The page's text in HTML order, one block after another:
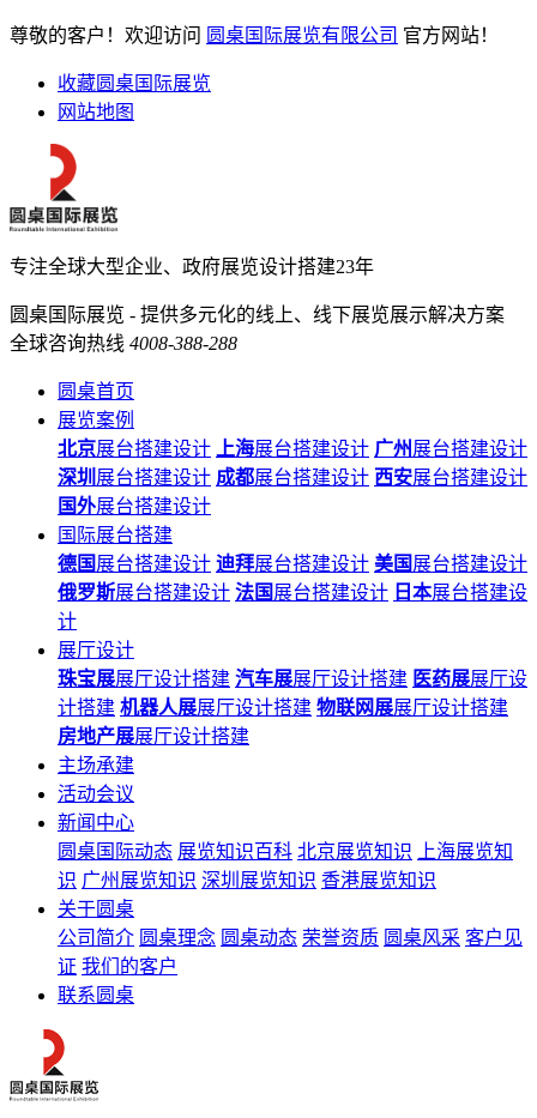
尊敬的客户！欢迎访问 圆桌国际展览有限公司 官方网站！
收藏圆桌国际展览
网站地图
专注全球大型企业、政府展览设计搭建23年
圆桌国际展览 - 提供多元化的线上、线下展览展示解决方案
全球咨询热线 4008-388-288
圆桌首页
展览案例
北京展台搭建设计 上海展台搭建设计 广州展台搭建设计
深圳 展台搭建设计 成都展台搭建设计 西安展台搭建设计
国外展台搭建设计
国际展台搭建
德国 展台搭建设计 迪拜展台搭建设计 美国 展台搭建设计
俄罗斯展台搭建设计 法国 展台搭建设计 日本展台搭建设
计
展厅设计
珠宝展展厅设计搭建 汽车展展厅设计搭建 医药展展厅设
计搭建 机器人展展厅设计搭建 物联网展展厅设计搭建
房地产展展厅设计搭建
主场承建
活动会议
新闻中心
圆桌国际动态 展览知识百科 北京展览知识
上海展览知
识 广州展览知识 深圳展览知识 香港展览知识
关于圆桌
公司简介 圆桌理念 圆桌动态 荣誉资质 圆桌风采 客户见
证 我们的客户
联系圆桌